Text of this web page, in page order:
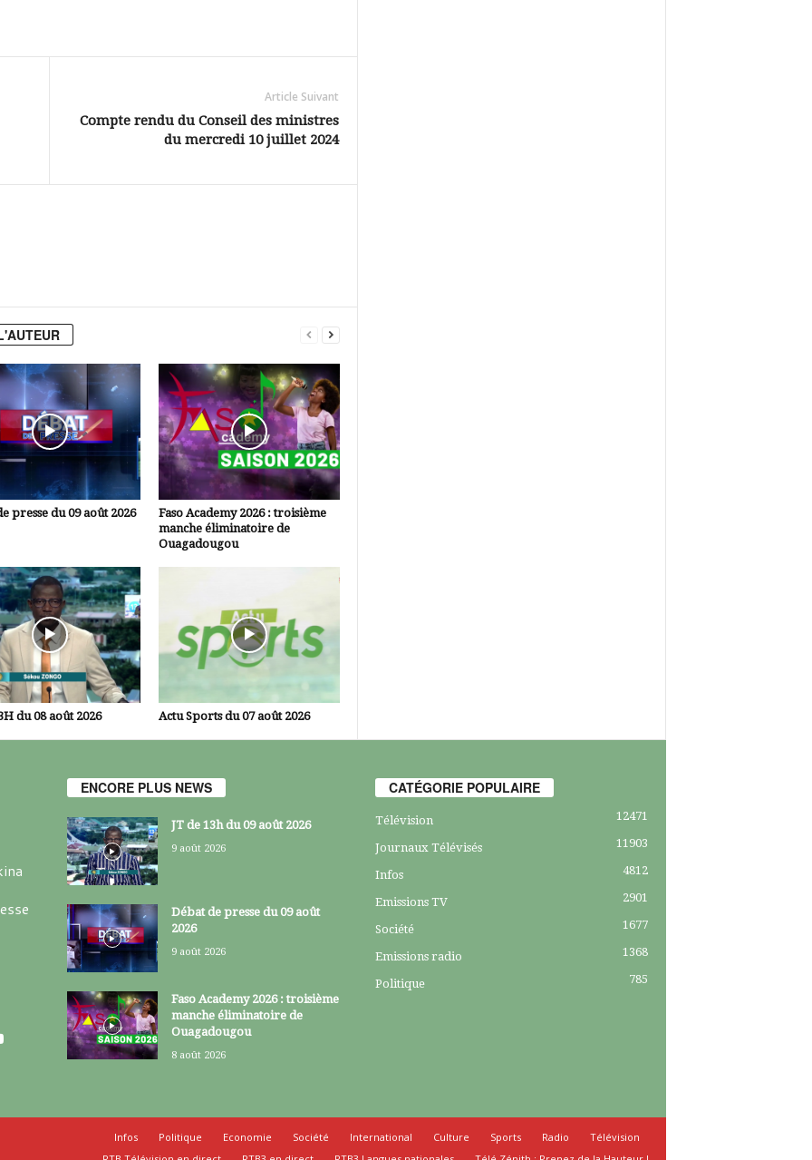
Article Suivant
Compte rendu du Conseil des ministres
du mercredi 10 juillet 2024
presse du 09 août 2026
Faso Academy 2026 : troisième
manche éliminatoire de
Ouagadougou
du 08 août 2026 Actu Sports du 07 août 2026
ENCORE PLUS NEWS
JT de 13h du 09 août 2026
9 août 2026
Débat de presse du 09 août
2026
9 août 2026
Faso Academy 2026 : troisième
manche éliminatoire de
Ouagadougou
8 août 2026
CATÉGORIE POPULAIRE
Télévision 12471
Journaux Télévisés 11903
Infos 4812
Emissions TV 2901
Société 1677
Emissions radio 1368
Politique 785
Infos Politique Economie Société International Culture Sports Radio
Télévision